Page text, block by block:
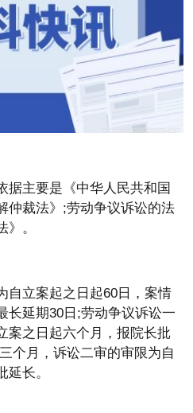
据主要是《中华人民共和国
仲裁法》;劳动争议诉讼的法
。
自立案起之日起60日，案情
长延期30日;劳动争议诉讼一
案之日起六个月，报院长批
个月，诉讼二审的审限为自
长。